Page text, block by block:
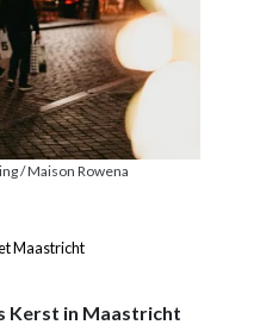
/ Maison Rowena
Maastricht
Kerst in Maastricht